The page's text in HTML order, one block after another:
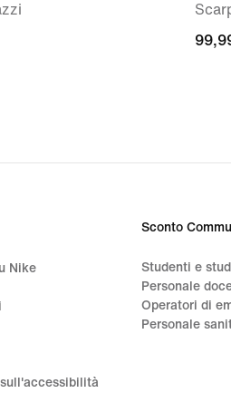
Nike
Sconto
Studenti e
Personale
Operatori di
Personale